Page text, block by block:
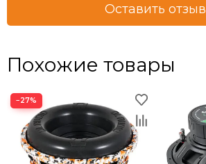
Оставить отзыв
Похожие товары
−27%